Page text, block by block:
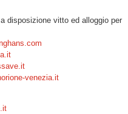
disposizione vitto ed alloggio per
venezia.it